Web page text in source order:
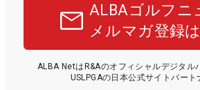
ALBAゴルフニ
メルマガ登録
ALBA NetはR&Aのオフィシャルデジタル
USLPGAの日本公式サイトパート